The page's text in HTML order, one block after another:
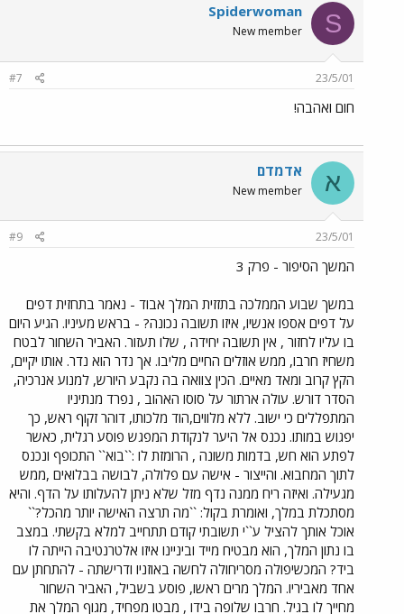
S
Spiderwoman
New member
23/5/01
#7
חום ואהבה!
א אדמדם
New member
23/5/01
#9
המשך הסיפור - פרק 3
במשך שבוע הממלכה בתזזית המלך אבוד - נאמר בתחזית דפים
על דפים אספו אנשיו, איזו תשובה נכונה? - בראש מעיניו. הגיע היום
בו עליו לחזור , אין תשובה יחידה , שלו תעזור. האביר השחור לבטח
משחיז חרבו, ממש אוזלים החיים מליבו. אך נדר הוא נדר. אותו יקיים,
הקץ קרוב ומאד מאיים. הכין צוואה בה נקבע היורש, למנוע אנרכיה,
הסדר דורש. עולה ארתור על סוסו האהוב , נפרד מנתיניו
המתפללים כי ישוב. ללא מלווים,הוד מלכותו, דוהר זקוף ראש, כך
יפגוש במותו. נכנס אל היער לנקודת המפגש פוסע רגלית, כאשר
לפתע הוא חש, בדמות משונה , הרומזת לו :``בוא`` התכופף ונכנס
לתוך המחבוא. והייצור - אישה עם פלולה, לבושה בבלואים ,ממש
מגעילה. ואיזה ריח ממנה נדף מזל שלא ניתן להעלותו על הדף. והיא
מסתכלת במלך, ואומרת בקול: ``מה תרצה האישה יותר מהכל?``
אוכל אותך להציל ע``י תשובתי קודם תתחייב למלא בקשתי. במצב
בו נתון המלך, הוא מבטיח מייד וביניינו איזו אלטרנטיבה הייתה לו
ביד? המכשיפולה מסריחולה לחשה באוזניו ודרישתה - להתחתן עם
אחד מאביריו. המלך מרים ראשו, פוסע בשביל, האביר השחור
מחייך לו בגיל. חרבו שלופה בידו , מבטו מפחיד, מגוף המלך את